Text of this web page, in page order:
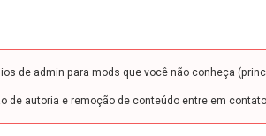
de admin para mods que você não conheça
de autoria e remoção de conteúdo entre em